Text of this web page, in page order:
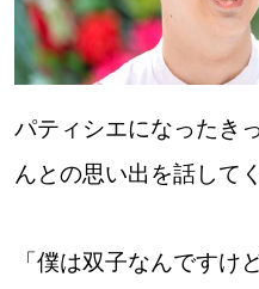
パティシエになったき
んとの思い出を話して
「僕は双子なんですけ